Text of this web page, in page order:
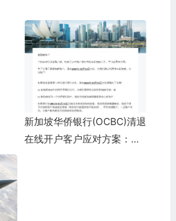
新加坡华侨银行(OCBC)清退
在线开户客户应对方案：将